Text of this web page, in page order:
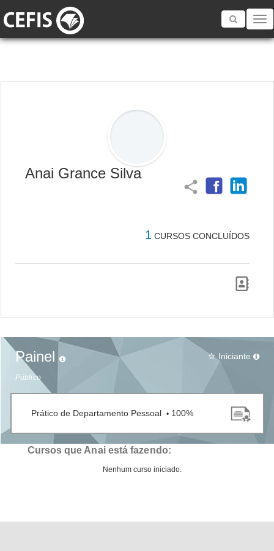
Toggle
Anai Grance Silva
share
1 CURSOS CONCLUÍDOS
Painel
Público
star_border Iniciante
Prático de Departamento Pessoal • 100%
Cursos que Anai está fazendo:
Nenhum curso iniciado.